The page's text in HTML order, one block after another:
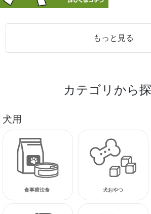
もっと見る
カテゴリから
犬用